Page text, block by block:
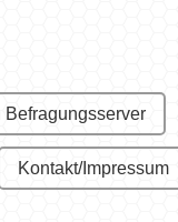
Befragungsserver
Kontakt/Impressum